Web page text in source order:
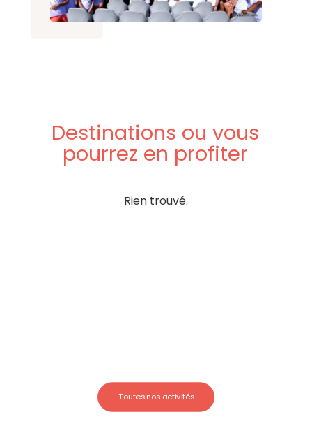
Destinations ou vous
pourrez en profiter
Rien trouvé.
Toutes nos activités